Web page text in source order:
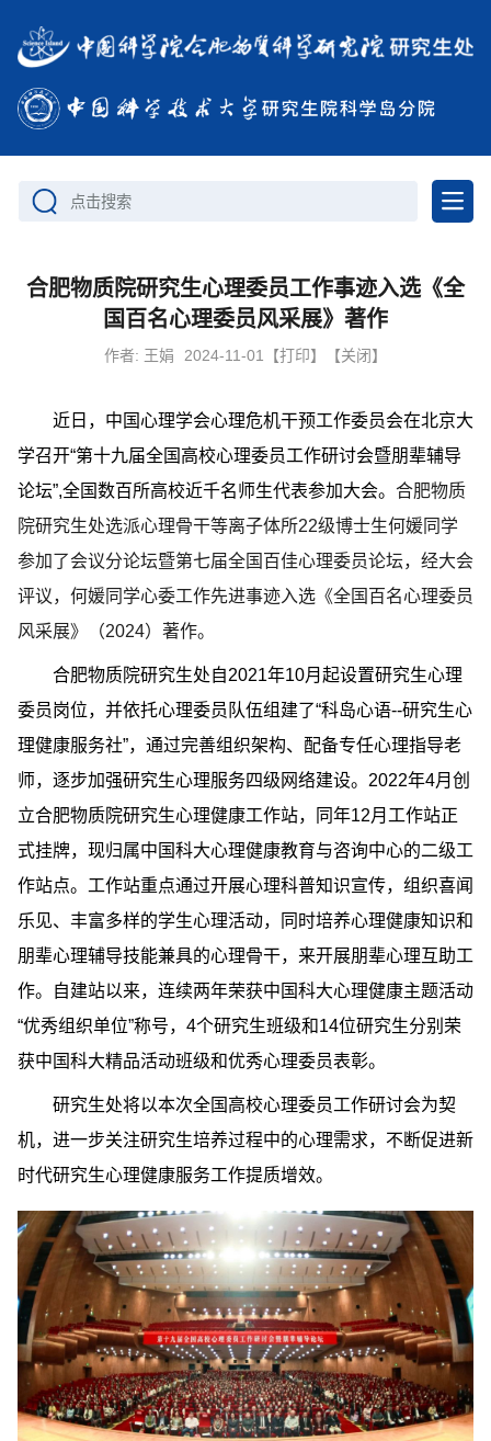
点击搜索
合肥物质院研究生心理委员工作事迹入选《全
国百名心理委员风采展》著作
作者: 王娟 2024-11-01 【打印】 【关闭】
近日，中国心理学会心理危机干预工作委员会在北京大
学召开“第十九届全国高校心理委员工作研讨会暨朋辈辅导
论坛”,全国数百所高校近千名师生代表参加大会。 合肥物质
院研究生处选派心理骨干等离子体所22级博士生何媛同学
参加了会议分论坛暨第七届全国百佳心理委员论坛，经大会
评议，何媛同学心委工作先进事迹入选《全国百名心理委员
风采展》（2024）著作。
合肥物质院研究生处自2021年10月起设置研究生心理
委员岗位，并依托心理委员队伍组建了“科岛心语--研究生心
理健康服务社”，通过完善组织架构、配备专任心理指导老
师，逐步加强研究生心理服务四级网络建设。2022年4月创
立合肥物质院研究生心理健康工作站，同年12月工作站正
式挂牌，现归属中国科大心理健康教育与咨询中心的二级工
作站点。工作站重点通过开展心理科普知识宣传，组织喜闻
乐见、丰富多样的学生心理活动，同时培养心理健康知识和
朋辈心理辅导技能兼具的心理骨干，来开展朋辈心理互助工
作。自建站以来，连续两年荣获中国科大心理健康主题活动
“优秀组织单位”称号，4个研究生班级和14位研究生分别荣
获中国科大精品活动班级和优秀心理委员表彰。
研究生处将以本次全国高校心理委员工作研讨会为契
机，进一步关注研究生培养过程中的心理需求，不断促进新
时代研究生心理健康服务工作提质增效。